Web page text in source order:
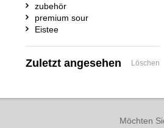
zubehör
premium sour
Eistee
Zuletzt angesehen Löschen
Möchten